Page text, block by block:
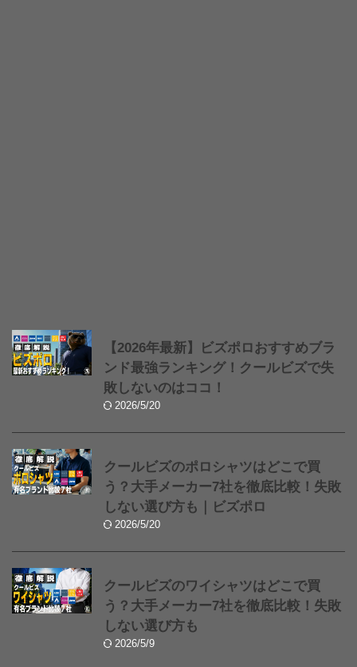
【2026年最新】ビズポロおすすめブラ
ンド最強ランキング！クールビズで失
敗しないのはココ！
2026/5/20
クールビズのポロシャツはどこで買
う？大手メーカー7社を徹底比較！失敗
しない選び方も｜ビズポロ
2026/5/20
クールビズのワイシャツはどこで買
う？大手メーカー7社を徹底比較！失敗
しない選び方も
2026/5/9